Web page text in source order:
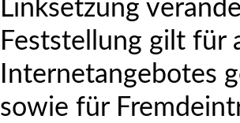
Linksetzung
Feststellung gilt für
Internetangebotes
sowie für